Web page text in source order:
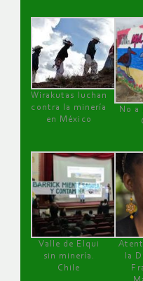
Wirakutas luchan
contra la minería
en México
No a
Valle de Elqui
sin minería.
Chile
la